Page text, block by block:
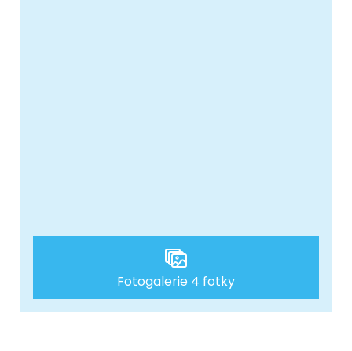
Fotogalerie 4 fotky